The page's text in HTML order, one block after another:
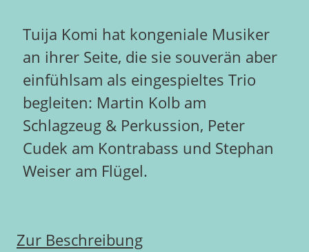
Tuija Komi hat kongeniale Musiker
an ihrer Seite, die sie souverän aber
einfühlsam als eingespieltes Trio
begleiten: Martin Kolb am
Schlagzeug & Perkussion, Peter
Cudek am Kontrabass und Stephan
Weiser am Flügel.
Zur Beschreibung